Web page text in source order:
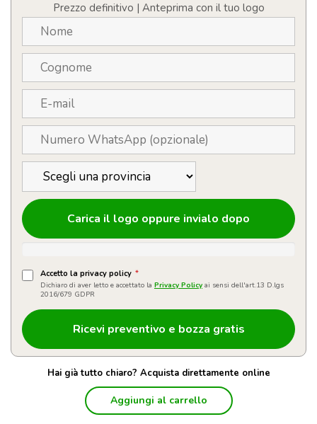
ml
quantità
Prezzo definitivo | Anteprima con il tuo logo
Carica il logo oppure invialo dopo
Accetto la privacy policy *
Dichiaro di aver letto e accettato la Privacy Policy ai sensi dell'art.13 D.lgs
2016/679 GDPR
Hai già tutto chiaro? Acquista direttamente online
Aggiungi al carrello